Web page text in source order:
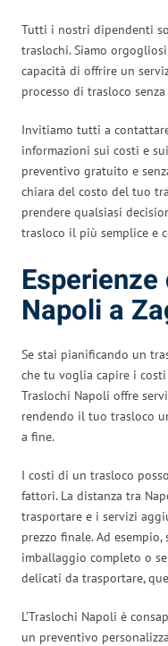
Tutti i nostri dipendenti
traslochi. Siamo
capacità di offrire un
processo di trasloco
Invitiamo tutti a
informazioni sui costi e
preventivo gratuito e
chiara del costo del tuo
prendere qualsiasi
trasloco il più semplice e
Napoli a
Se stai pianificando un
che tu voglia capire i
Traslochi Napoli offre
rendendo il tuo trasloco
a fine.
I costi di un trasloco
fattori. La distanza tra
trasportare e i servizi
prezzo finale. Ad
imballaggio completo o
delicati da trasportare,
L’Traslochi Napoli è
un preventivo